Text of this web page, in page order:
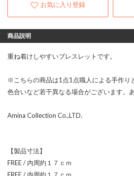
お気に入り登録
商品説明
重ね着けしやすいブレスレットです。
※こちらの商品は1点1点職人による手作り
色合いなど若干異なる場合がございます。
Amina Collection Co.,LTD.
【製品寸法】
FREE / 内周約１７ｃｍ
FREE / 内周約１７ｃｍ